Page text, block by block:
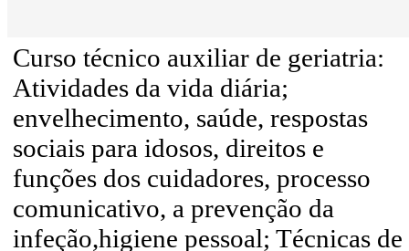
Curso técnico auxiliar de geriatria:
Atividades da vida diária;
envelhecimento, saúde, respostas
sociais para idosos, direitos e
funções dos cuidadores, processo
comunicativo, a prevenção da
infeção,higiene pessoal; Técnicas de